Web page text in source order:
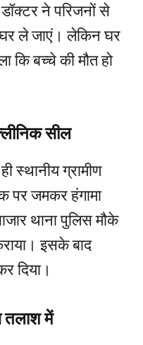
ने परिजनों से
ले जाएं। लेकिन घर
कि बच्चे की मौत हो
सील
स्थानीय ग्रामीण
पर जमकर हंगामा
थाना पुलिस मौके
इसके बाद
दिया।
तलाश में